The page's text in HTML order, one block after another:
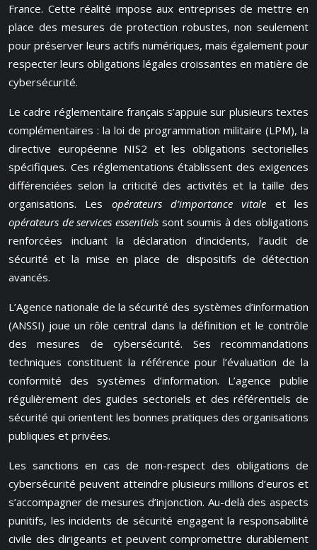
France. Cette réalité impose aux entreprises de mettre en
place des mesures de protection robustes, non seulement
pour préserver leurs actifs numériques, mais également pour
respecter leurs obligations légales croissantes en matière de
cybersécurité.
Le cadre réglementaire français s’appuie sur plusieurs textes
complémentaires : la loi de programmation militaire (LPM), la
directive européenne NIS2 et les obligations sectorielles
spécifiques. Ces réglementations établissent des exigences
différenciées selon la criticité des activités et la taille des
organisations. Les opérateurs d’importance vitale et les
opérateurs de services essentielssont soumis à des obligations
renforcées incluant la déclaration d’incidents, l’audit de
sécurité et la mise en place de dispositifs de détection
avancés.
L’Agence nationale de la sécurité des systèmes d’information
(ANSSI) joue un rôle central dans la définition et le contrôle
des mesures de cybersécurité. Ses recommandations
techniques constituent la référence pour l’évaluation de la
conformité des systèmes d’information. L’agence publie
régulièrement des guides sectoriels et des référentiels de
sécurité qui orientent les bonnes pratiques des organisations
publiques et privées.
Les sanctions en cas de non-respect des obligations de
cybersécurité peuvent atteindre plusieurs millions d’euros et
s’accompagner de mesures d’injonction. Au-delà des aspects
punitifs, les incidents de sécurité engagent la responsabilité
civile des dirigeants et peuvent compromettre durablement